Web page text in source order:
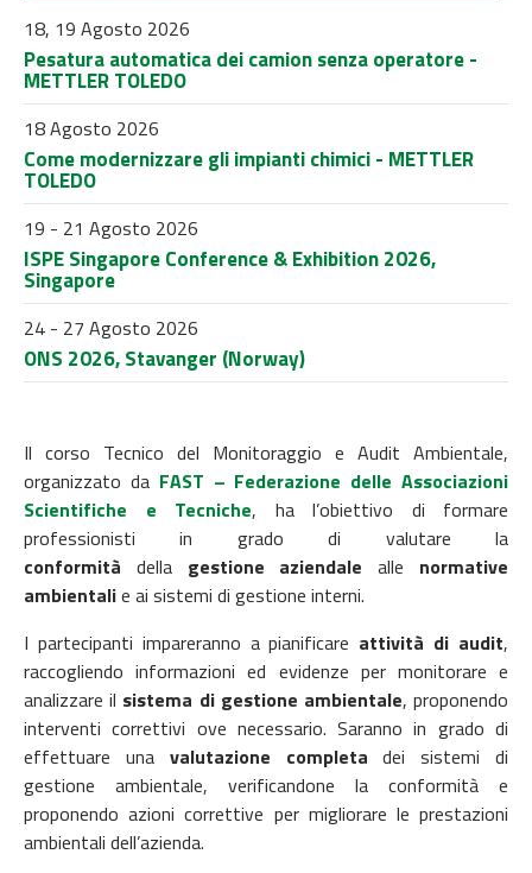
18, 19 Agosto 2026
Pesatura automatica dei camion senza operatore -
METTLER TOLEDO
18 Agosto 2026
Come modernizzare gli impianti chimici - METTLER
TOLEDO
19 - 21 Agosto 2026
ISPE Singapore Conference & Exhibition 2026,
Singapore
24 - 27 Agosto 2026
ONS 2026, Stavanger (Norway)
Il corso Tecnico del Monitoraggio e Audit Ambientale,
organizzato da FAST – Federazione delle Associazioni
Scientifiche e Tecniche, ha l’obiettivo di formare
professionisti in grado di valutare la
conformità della gestione aziendale alle normative
ambientalie ai sistemi di gestione interni.
I partecipanti impareranno a pianificare attività di audit,
raccogliendo informazioni ed evidenze per monitorare e
analizzare il sistema di gestione ambientale, proponendo
interventi correttivi ove necessario. Saranno in grado di
effettuare una valutazione completa dei sistemi di
gestione ambientale, verificandone la conformità e
proponendo azioni correttive per migliorare le prestazioni
ambientali dell’azienda.